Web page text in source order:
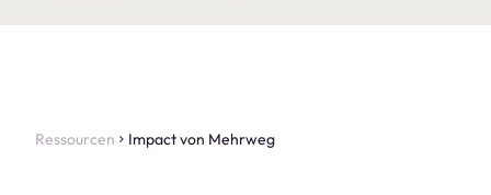
Ressourcen Impact von Mehrweg